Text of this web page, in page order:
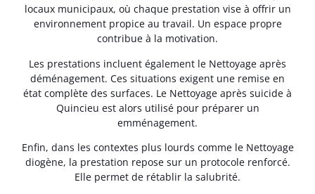
locaux municipaux, où chaque prestation vise à offrir un
environnement propice au travail. Un espace propre
contribue à la motivation.
Les prestations incluent également le Nettoyage après
déménagement. Ces situations exigent une remise en
état complète des surfaces. Le Nettoyage après suicide à
Quincieu est alors utilisé pour préparer un
emménagement.
Enfin, dans les contextes plus lourds comme le Nettoyage
diogène, la prestation repose sur un protocole renforcé.
Elle permet de rétablir la salubrité.